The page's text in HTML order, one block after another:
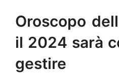
Oroscopo
il 2024 sarà
gestire